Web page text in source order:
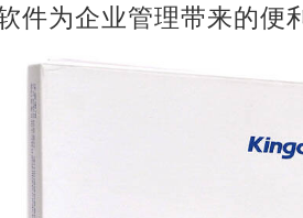
件为企业管理带来的便